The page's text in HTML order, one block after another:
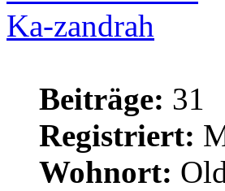
Ka-zandrah
Beiträge: 31
Registriert:
Wohnort: